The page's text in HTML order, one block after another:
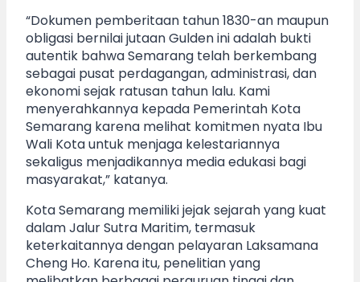
“Dokumen pemberitaan tahun 1830-an maupun
obligasi bernilai jutaan Gulden ini adalah bukti
autentik bahwa Semarang telah berkembang
sebagai pusat perdagangan, administrasi, dan
ekonomi sejak ratusan tahun lalu. Kami
menyerahkannya kepada Pemerintah Kota
Semarang karena melihat komitmen nyata Ibu
Wali Kota untuk menjaga kelestariannya
sekaligus menjadikannya media edukasi bagi
masyarakat,” katanya.
Kota Semarang memiliki jejak sejarah yang kuat
dalam Jalur Sutra Maritim, termasuk
keterkaitannya dengan pelayaran Laksamana
Cheng Ho. Karena itu, penelitian yang